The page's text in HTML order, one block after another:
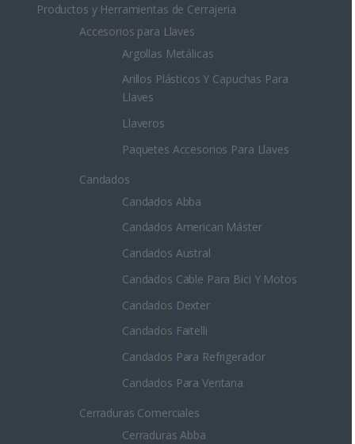
Productos y Herramientas de Cerrajeria
Accesorios para Llaves
Argollas Metálicas
Arillos Plásticos Y Capuchas Para
Llaves
Llaveros
Paquetes Accesorios Para Llaves
Candados
Candados Abba
Candados American Máster
Candados Austral
Candados Cable Para Bici Y Motos
Candados Dexter
Candados Faitelli
Candados Para Refrigerador
Candados Para Ventana
Cerraduras Comerciales
Cerraduras Abba